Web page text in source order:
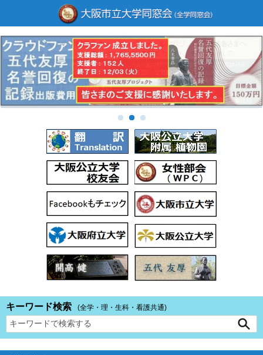
キーワード検索 (全学・理・生科・看護共通)